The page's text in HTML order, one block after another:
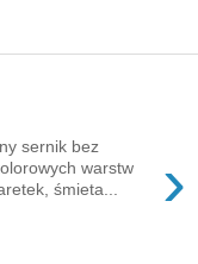
›
sernik bez
warstw
śmieta...